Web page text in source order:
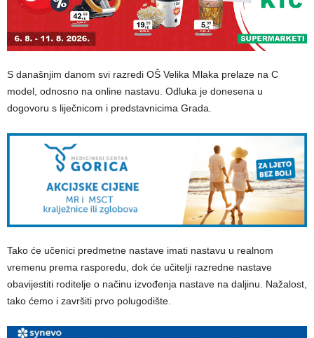
S današnjim danom svi razredi OŠ Velika Mlaka prelaze na C
model, odnosno na online nastavu. Odluka je donesena u
dogovoru s liječnicom i predstavnicima Grada.
Tako će učenici predmetne nastave imati nastavu u realnom
vremenu prema rasporedu, dok će učitelji razredne nastave
obavijestiti roditelje o načinu izvođenja nastave na daljinu. Nažalost,
tako ćemo i završiti prvo polugodište.